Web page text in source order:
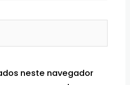
neste navegador